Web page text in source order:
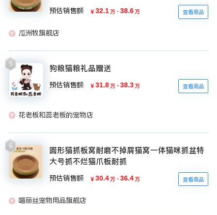
预估销售额 ￥ 32.1万 - 38.6万 查看商品
瓜洲牧旗舰店
5 狗粮猫粮礼品赠送
预估销售额 ￥ 31.8万 - 38.3万 查看商品
花老板和蕊老板的宠物店
6
圆形猫抓板窝耐磨不掉屑猫窝一体猫咪抓盆特
大号抓不烂猫爪板耐抓
预估销售额 ￥ 30.4万 - 36.4万 查看商品
喵丽丝宠物用品旗舰店